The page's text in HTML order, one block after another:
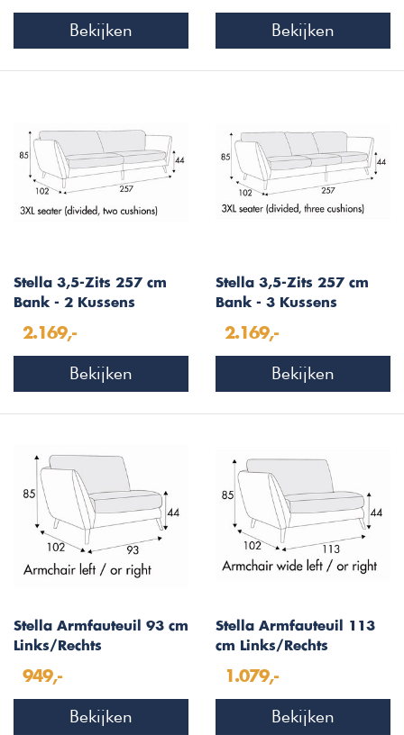
Bekijken Bekijken
Stella 3,5-Zits 257 cm
Bank - 2 Kussens
2.169,-
Bekijken
Stella 3,5-Zits 257 cm
Bank - 3 Kussens
2.169,-
Bekijken
Stella Armfauteuil 93 cm
Links/Rechts
949,-
Bekijken
Stella Armfauteuil 113
cm Links/Rechts
1.079,-
Bekijken